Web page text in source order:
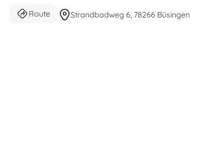
Route Strandbadweg 6, 78266 Büsingen